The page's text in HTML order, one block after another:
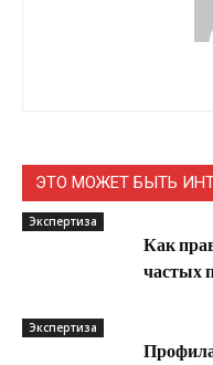
ЭТО МОЖЕТ БЫТЬ
Экспертиза
Как
частых
Экспертиза